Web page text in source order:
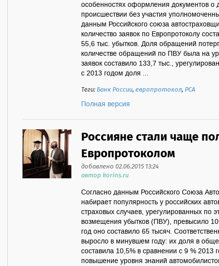
особенностях оформления документов о
происшествии без участия
данным Российского союза
количество заявок по Европротоколу
55,6 тыс. убытков. Доля обращений
количестве обращений по ПВУ была на
заявок составило 133,7 тыс.,
с 2013 годом доля ...
Теги:Банк России,европротокол, РСА
Полная версия
Россияне стали чаще
Европротоколом
добавлено 02.06.2015 13:24
автор korins.ru
Согласно данным Российского Союза
набирает популярность у российских
страховых случаев, урегулированных по
возмещения убытков (ПВУ), превысило
год оно составило 65 тысяч.
выросло в минувшем году: их доля в
составила 10,5% в сравнении с 9 % 2013
повышение уровня знаний